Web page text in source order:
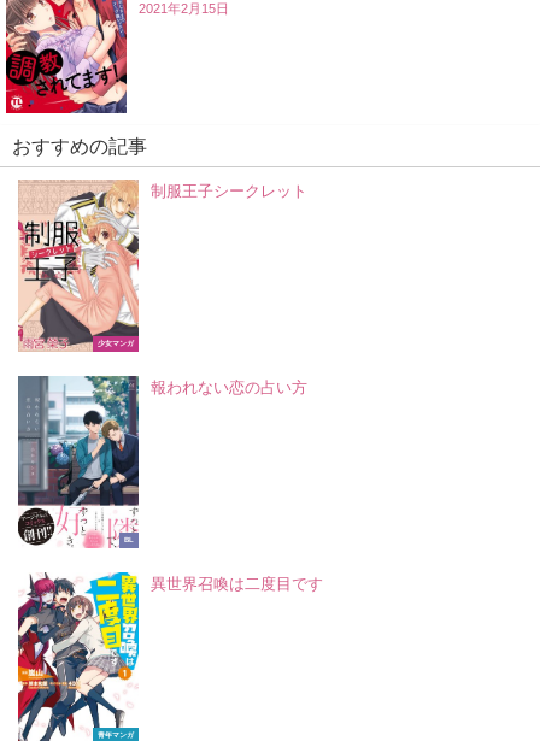
2021年2月15日
おすすめの記事
少女マンガ
制服王子シークレット
BL
報われない恋の占い方
青年マンガ
異世界召喚は二度目です